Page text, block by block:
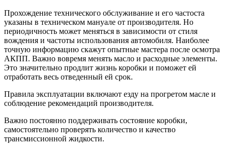
Прохождение технического обслуживание и его частоста
указаны в техническом мануале от производителя. Но
периодичность может меняться в зависимости от стиля
вождения и частоты использования автомобиля. Наиболее
точную информацию скажут опытные мастера после осмотра
АКПП. Важно вовремя менять масло и расходные элементы.
Это значительно продлит жизнь коробки и поможет ей
отработать весь отведенный ей срок.
Правила эксплуатации включают езду на прогретом масле и
соблюдение рекомендаций производителя.
Важно постоянно поддерживать состояние коробки,
самостоятельно проверять количество и качество
трансмиссионной жидкости.